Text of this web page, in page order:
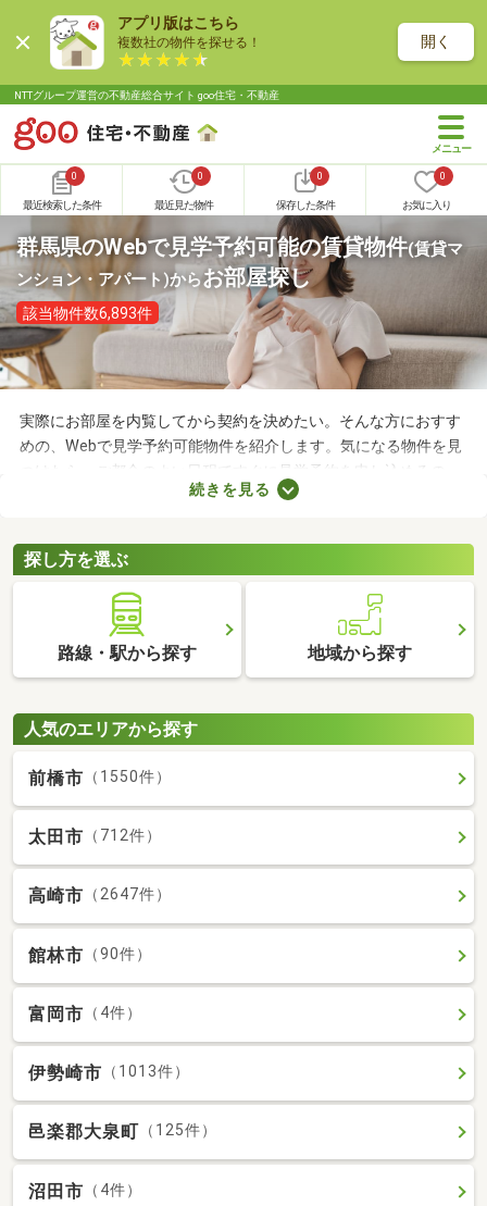
アプリ版はこちら
複数社の物件を探せる！ 開く
NTTグループ運営の不動産総合サイト goo住宅・不動産
0
最近検索した条件
0
最近見た物件
0
保存した条件
0
お気に入り
群馬県のWebで見学予約可能の賃貸物件(賃貸マ
ンション・アパート)からお部屋探し
該当物件数6,893件
実際にお部屋を内覧してから契約を決めたい。そんな方におすす
めの、Webで見学予約可能物件を紹介します。気になる物件を見
つけたら、ご都合のよい日程ですぐに見学予約を申し込めるの
で、お部屋探しもスムーズに進みますよ。複数のお部屋を実際に
続きを見る
探し方を選ぶ
路線・駅から探す 地域から探す
人気のエリアから探す
前橋市 （1550件）
太田市 （712件）
高崎市 （2647件）
館林市 （90件）
富岡市 （4件）
伊勢崎市 （1013件）
邑楽郡大泉町 （125件）
沼田市 （4件）